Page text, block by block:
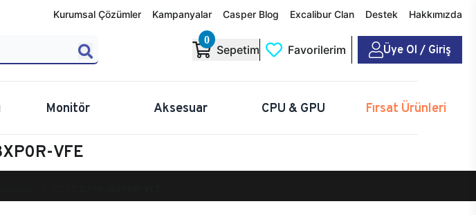
Kurumsal Çözümler Kampanyalar Casper Blog Excalibur Clan Destek Hakkımızda
0
Sepetim Favorilerim Üye Ol / Giriş
Monitör Aksesuar CPU & GPU Fırsat Ürünleri
VFE